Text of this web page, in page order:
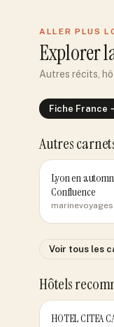
ALLER PLUS
Explorer
Autres récits,
Fiche France
Autres
Lyon en
Confluence
Voir tous les
Hôtels
HOTEL CITEA